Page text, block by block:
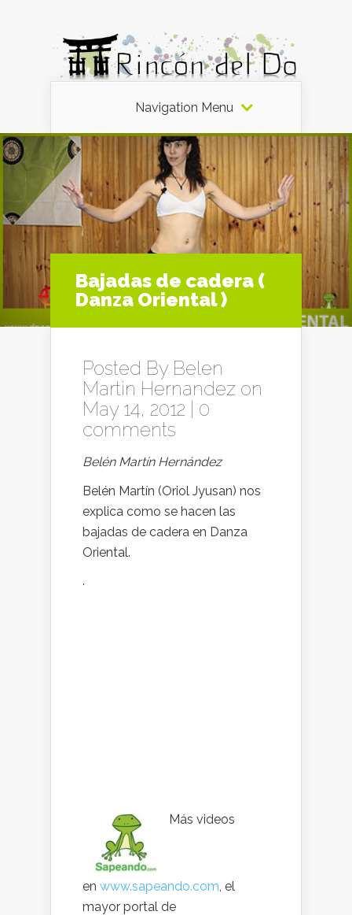
Navigation Menu
Bajadas de cadera (
Danza Oriental )
Posted By Belen
Martin Hernandez on
May 14, 2012 | 0
comments
Belén Martín Hernández
Belén Martín (Oriol Jyusan) nos
explica como se hacen las
bajadas de cadera en Danza
Oriental.
.
Más videos
en www.sapeando.com, el
mayor portal de